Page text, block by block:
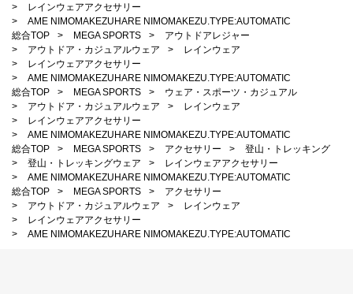
>
レインウェアアクセサリー
>
AME NIMOMAKEZUHARE NIMOMAKEZU.TYPE:AUTOMATIC
総合TOP
> MEGA SPORTS >
アウトドアレジャー
>
アウトドア・カジュアルウェア >
レインウェア
>
レインウェアアクセサリー
>
AME NIMOMAKEZUHARE NIMOMAKEZU.TYPE:AUTOMATIC
総合TOP
> MEGA SPORTS >
ウェア・スポーツ・カジュアル
>
アウトドア・カジュアルウェア >
レインウェア
>
レインウェアアクセサリー
>
AME NIMOMAKEZUHARE NIMOMAKEZU.TYPE:AUTOMATIC
総合TOP
> MEGA SPORTS > アクセサリー >
登山・トレッキング
>
登山・トレッキングウェア >
レインウェアアクセサリー
>
AME NIMOMAKEZUHARE NIMOMAKEZU.TYPE:AUTOMATIC
総合TOP
> MEGA SPORTS >
アクセサリー
>
アウトドア・カジュアルウェア >
レインウェア
>
レインウェアアクセサリー
>
AME NIMOMAKEZUHARE NIMOMAKEZU.TYPE:AUTOMATIC